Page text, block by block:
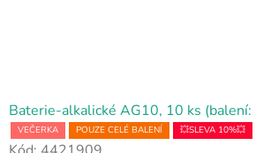
Baterie-alkalické AG10, 10 ks (balení:
VEČERKA POUZE CELÉ BALENÍ 💥SLEVA 10%💥